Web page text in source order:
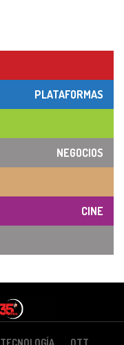
PLATAFORMAS
NEGOCIOS
CINE
TECNOLOGÍA OTT